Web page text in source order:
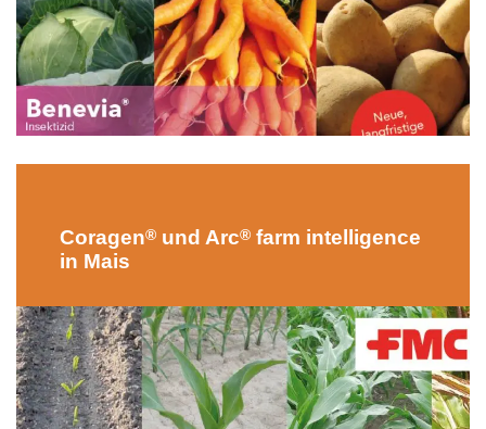
Coragen® und Arc® farm intelligence
in Mais